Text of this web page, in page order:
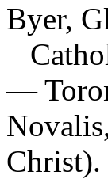
Byer,
—
Christ).